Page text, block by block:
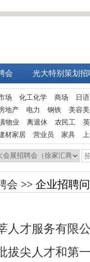
会 光大特别策划招
场 化工化学 商场
日
地产 电力 钢铁
美容
物业 离退休 农民工
材家居 营业员 家具
会 >> 企业招聘
人才服务有限
拔尖人才和第